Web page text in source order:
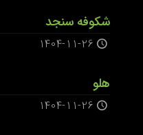
شکوفه سنجد
1404-11-26
هلو
1404-11-26